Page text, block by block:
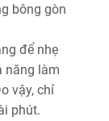
bông gòn
để nhẹ
năng làm
vậy, chỉ
phút.